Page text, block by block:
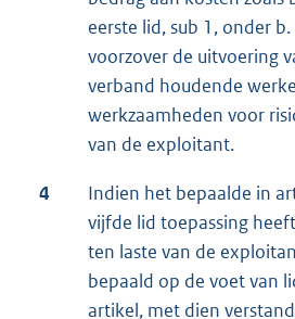
eerste lid, sub 1, onder
voorzover de uitvoering
verband houdende
werkzaamheden voor
van de exploitant.
4
Indien het bepaalde in
vijfde lid toepassing
ten laste van de
bepaald op de voet van
artikel, met dien